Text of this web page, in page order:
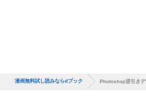
漫画無料試し読みならdブック Photoshop逆引きデ